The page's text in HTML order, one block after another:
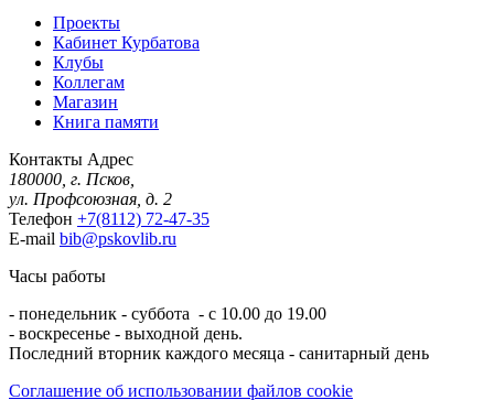
Проекты
Кабинет Курбатова
Клубы
Коллегам
Магазин
Книга памяти
Контакты Адрес
180000, г. Псков,
ул. Профсоюзная, д. 2
Телефон +7(8112) 72-47-35
E-mail bib@pskovlib.ru
Часы работы
- понедельник - суббота - с 10.00 до 19.00
- воскресенье - выходной день.
Последний вторник каждого месяца - санитарный день
Соглашение об использовании файлов cookie